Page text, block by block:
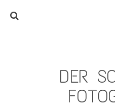
DER